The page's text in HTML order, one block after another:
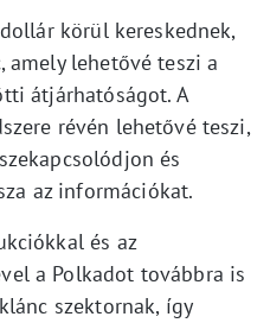
körül kereskednek,
amely lehetővé teszi a
átjárhatóságot. A
révén lehetővé teszi,
és
az információkat.
és az
a Polkadot továbbra is
szektornak, így